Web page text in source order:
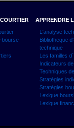
bourse
APPRENDRE
L'analyse
Bibliotheque
technique
Les familles
Indicateurs de
Techniques
Stratégies
Stratégies
Lexique
Lexique